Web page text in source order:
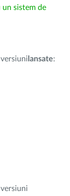
un sistem de
lansate: